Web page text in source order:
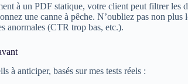
à un PDF statique, votre client peut filtrer les
une canne à pêche. N’oubliez pas non plus
anormales (CTR trop bas, etc.).
à anticiper, basés sur mes tests réels :